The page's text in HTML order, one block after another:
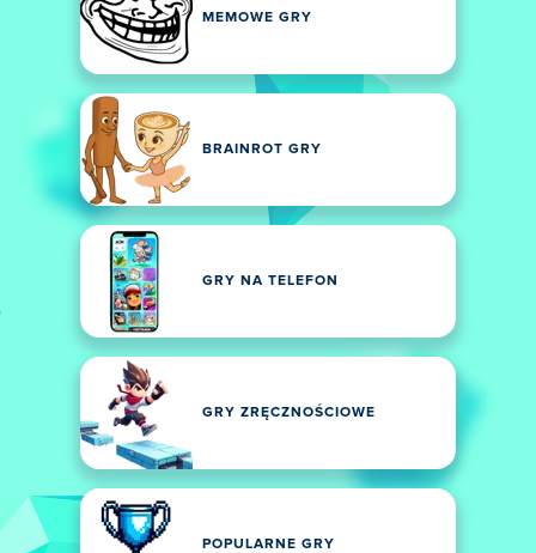
MEMOWE GRY
BRAINROT GRY
GRY NA TELEFON
GRY ZRĘCZNOŚCIOWE
POPULARNE GRY